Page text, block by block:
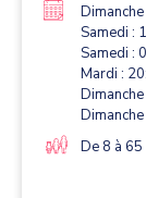
Samedi :
Samedi :
Mardi :
De 8 à 65